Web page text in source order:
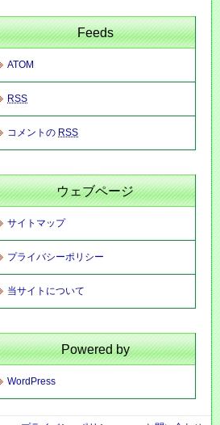
Feeds
ATOM
RSS
コメントの RSS
ウェブページ
サイトマップ
プライバシーポリシー
当サイトについて
Powered by
WordPress